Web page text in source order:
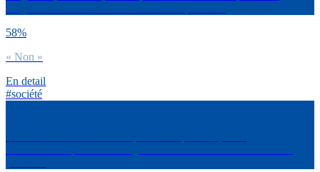
58%
« Non »
En detail
#société